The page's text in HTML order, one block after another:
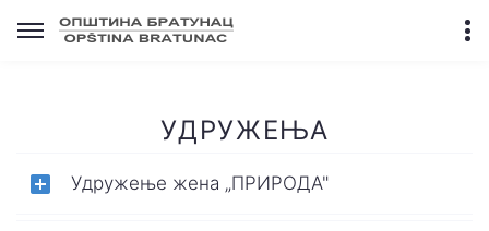
УДРУЖЕЊА
Удружење жена „ПРИРОДА"